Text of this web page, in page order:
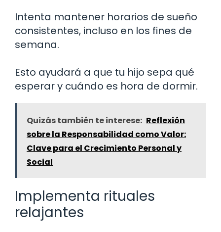
Intenta mantener horarios de sueño
consistentes, incluso en los fines de
semana.
Esto ayudará a que tu hijo sepa qué
esperar y cuándo es hora de dormir.
Quizás también te interese: Reflexión
sobre la Responsabilidad como Valor:
Clave para el Crecimiento Personal y
Social
Implementa rituales
relajantes